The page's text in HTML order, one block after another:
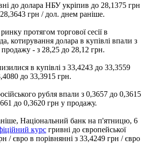
до долара НБУ укріпив до 28,1375 грн
грн / дол. днем раніше.
протягом торгової сесії в
котирування долара в купівлі впали з
- з 28,25 до 28,12 грн.
в купівлі з 33,4243 до 33,3559
до 33,3915 грн.
рубля впали з 0,3657 до 0,3615
до 0,3620 грн у продажу.
Національний банк на п'ятницю, 6
курс гривні до європейської
/ євро в порівнянні з 33,4249 грн / євро